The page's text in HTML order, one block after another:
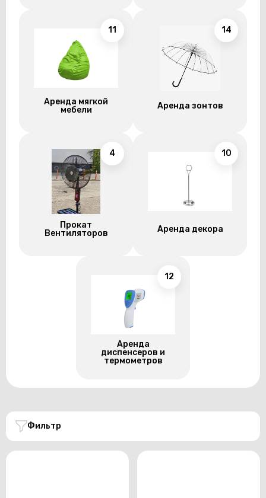
11
Аренда мягкой
мебели
14
Аренда зонтов
4
Прокат
Вентиляторов
10
Аренда декора
12
Аренда
диспенсеров и
термометров
Фильтр